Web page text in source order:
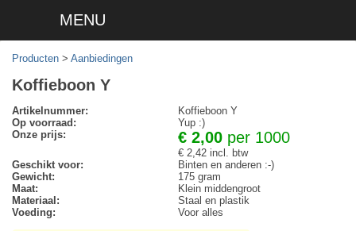
MENU
Producten > Aanbiedingen
Koffieboon Y
Artikelnummer:
Koffieboon Y
Op voorraad:
Yup :)
Onze prijs:
€ 2,00 per 1000
€ 2,42 incl. btw
Geschikt voor:
Binten en anderen :-)
Gewicht:
175 gram
Maat:
Klein middengroot
Materiaal:
Staal en plastik
Voeding:
Voor alles